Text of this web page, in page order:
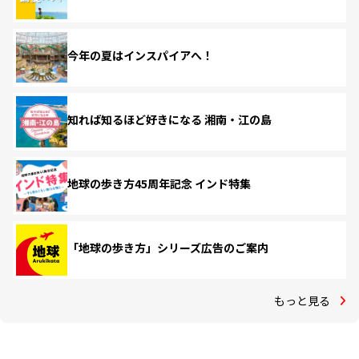
今年の夏はインスパイアへ！
知れば知るほど好きになる 湘南・江の島
地球の歩き方45周年記念 インド特集
「地球の歩き方」シリーズ広告のご案内
もっと見る